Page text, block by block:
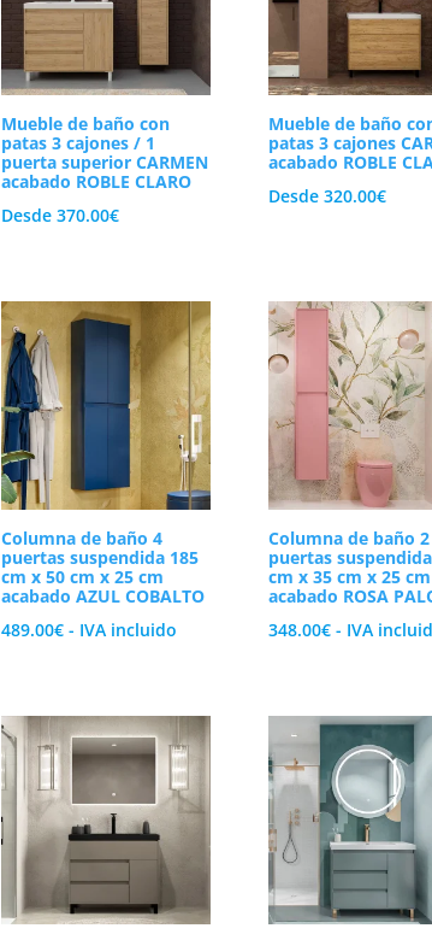
Mueble de baño con
patas 3 cajones / 1
puerta superior CARMEN
acabado ROBLE CLARO
Desde370.00€
Mueble de baño
patas 3 cajones
acabado ROBLE
Desde320.00€
Columna de baño 4
puertas suspendida 185
cm x 50 cm x 25 cm
acabado AZUL COBALTO
489.00€ - IVA incluido
Columna de baño 2
puertas
cm x 35 cm x 25 cm
acabado ROSA
348.00€ - IVA